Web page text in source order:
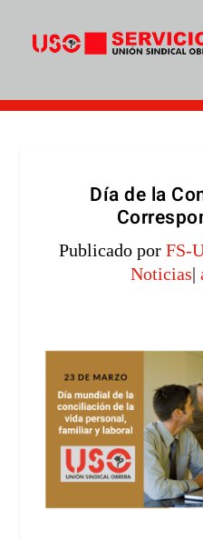
Día de la
Publicado por FS-
Noticias|